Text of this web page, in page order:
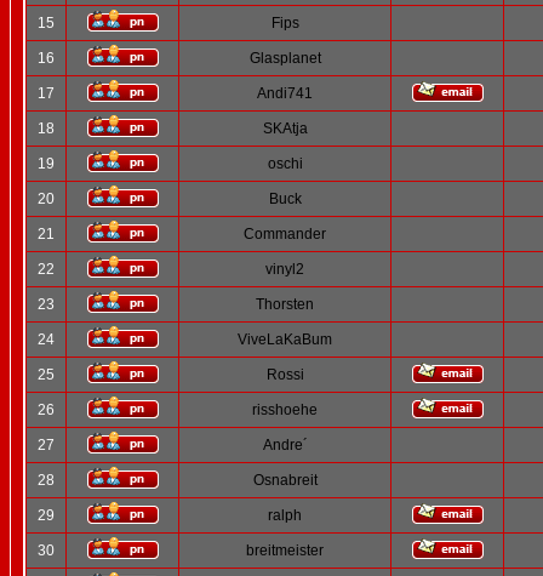
15 Fips
16 Glasplanet
17 Andi741
18 SKAtja
19 oschi
20 Buck
21 Commander
22 vinyl2
23 Thorsten
24 ViveLaKaBum
25 Rossi
26 risshoehe
27 Andre´
28 Osnabreit
29 ralph
30 breitmeister